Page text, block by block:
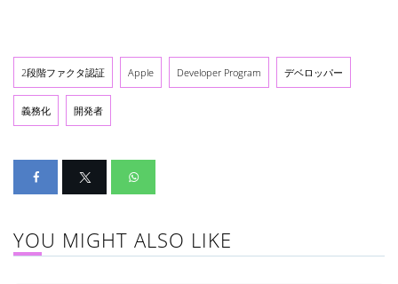
2段階ファクタ認証 Apple Developer Program デベロッパー
義務化 開発者
YOU MIGHT ALSO LIKE